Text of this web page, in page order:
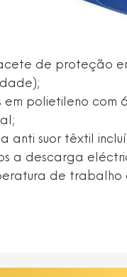
de proteção
em polietileno com
anti suor têxtil
a descarga
de trabalho